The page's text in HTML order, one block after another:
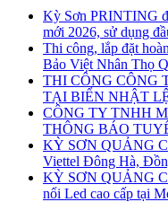
Kỳ Sơn PRINTING
mới 2026, sử dụng
Thi công, lắp đặt
Bảo Việt Nhân Thọ
THI CÔNG CÔNG
TẠI BIỂN NHẬT
CÔNG TY TNHH
THÔNG BÁO
KỲ SƠN QUẢNG
Viettel Đông Hà,
KỲ SƠN QUẢNG
nổi Led cao cấp tại